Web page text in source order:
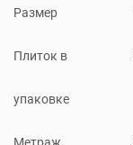
Размер
Плиток в
упаковке